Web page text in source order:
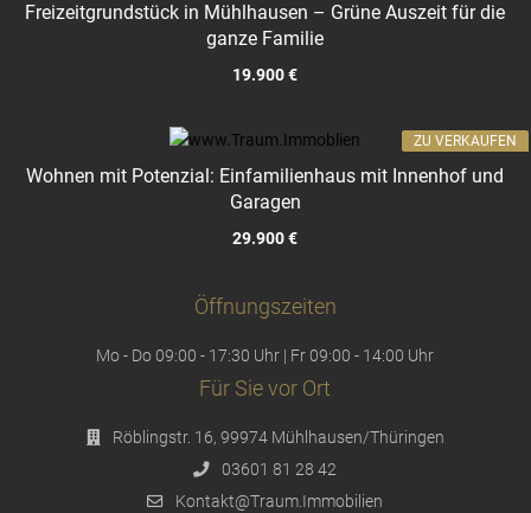
Freizeitgrundstück in Mühlhausen – Grüne Auszeit für die
ganze Familie
19.900 €
Wohnen mit Potenzial: Einfamilienhaus mit Innenhof und
Garagen
29.900 €
ZU VERKAUFEN
Öffnungszeiten
Mo - Do 09:00 - 17:30 Uhr | Fr 09:00 - 14:00 Uhr
Für Sie vor Ort
Röblingstr. 16, 99974 Mühlhausen/Thüringen
03601 81 28 42
Kontakt@Traum.Immobilien